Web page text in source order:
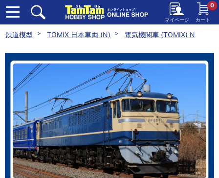
マイページ カート
0
鉄道模型 TOMIX 日本車両 (N) 電気機関車 (TOMIX) N